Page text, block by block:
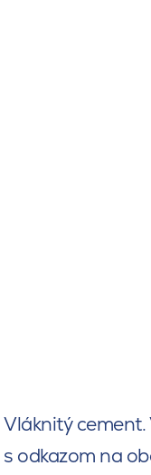
Vláknitý
s odkazom na